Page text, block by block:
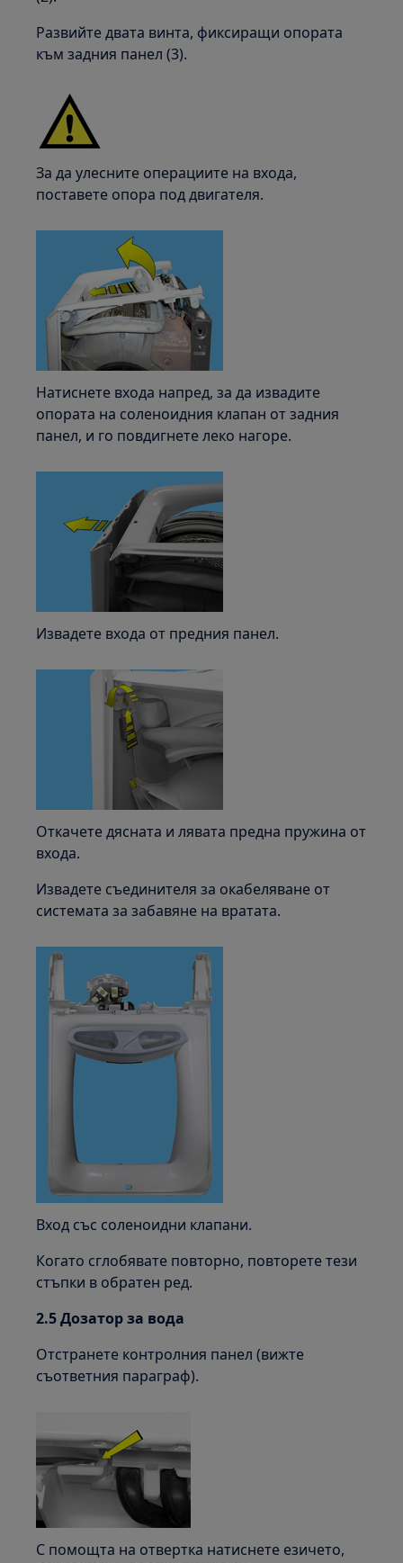
Развийте двата винта, фиксиращи опората
към задния панел (3).
За да улесните операциите на входа,
поставете опора под двигателя.
Натиснете входа напред, за да извадите
опората на соленоидния клапан от задния
панел, и го повдигнете леко нагоре.
Извадете входа от предния панел.
Откачете дясната и лявата предна пружина от
входа.
Извадете съединителя за окабеляване от
системата за забавяне на вратата.
Вход със соленоидни клапани.
Когато сглобявате повторно, повторете тези
стъпки в обратен ред.
2.5 Дозатор за вода
Отстранете контролния панел (вижте
съответния параграф).
С помощта на отвертка натиснете езичето,